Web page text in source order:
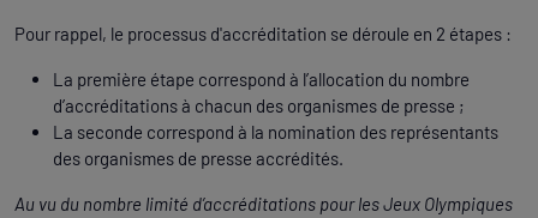
Pour rappel, le processus d'accréditation se déroule en 2 étapes :
La première étape correspond à l’allocation du nombre
d’accréditations à chacun des organismes de presse ;
La seconde correspond à la nomination des représentants
des organismes de presse accrédités.
Au vu du nombre limité d’accréditations pour les Jeux Olympiques